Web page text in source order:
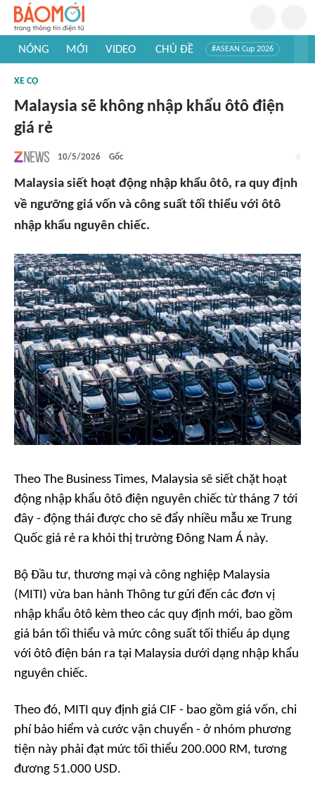
NÓNG MỚI VIDEO CHỦ ĐỀ #ASEAN Cup 2026
#Khám phá thế giới
XE CỘ
Malaysia sẽ không nhập khẩu ôtô điện
giá rẻ
10/5/2026 Gốc
Malaysia siết hoạt động nhập khẩu ôtô, ra quy định
về ngưỡng giá vốn và công suất tối thiểu với ôtô
nhập khẩu nguyên chiếc.
Theo The Business Times, Malaysia sẽ siết chặt hoạt
động nhập khẩu ôtô điện nguyên chiếc từ tháng 7 tới
đây - động thái được cho sẽ đẩy nhiều mẫu xe Trung
Quốc giá rẻ ra khỏi thị trường Đông Nam Á này.
Bộ Đầu tư, thương mại và công nghiệp Malaysia
(MITI) vừa ban hành Thông tư gửi đến các đơn vị
nhập khẩu ôtô kèm theo các quy định mới, bao gồm
giá bán tối thiểu và mức công suất tối thiểu áp dụng
với ôtô điện bán ra tại Malaysia dưới dạng nhập khẩu
nguyên chiếc.
Theo đó, MITI quy định giá CIF - bao gồm giá vốn, chi
phí bảo hiểm và cước vận chuyển - ở nhóm phương
tiện này phải đạt mức tối thiểu 200.000 RM, tương
đương 51.000 USD.